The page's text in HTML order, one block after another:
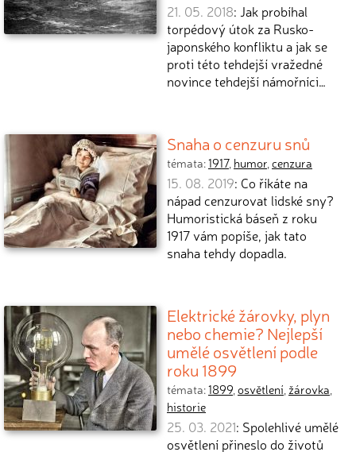
21. 05. 2018: Jak probíhal
torpédový útok za Rusko-
japonského konfliktu a jak se
proti této tehdejší vražedné
novince tehdejší námořníci…
Snaha o cenzuru snů
témata:1917, humor,cenzura
15. 08. 2019: Co říkáte na
nápad cenzurovat lidské sny?
Humoristická báseň z roku
1917 vám popíše, jak tato
snaha tehdy dopadla.
Elektrické žárovky, plyn
nebo chemie? Nejlepší
umělé osvětlení podle
roku 1899
témata:1899,osvětlení, žárovka,
historie
25. 03. 2021: Spolehlivé umělé
osvětlení přineslo do životů